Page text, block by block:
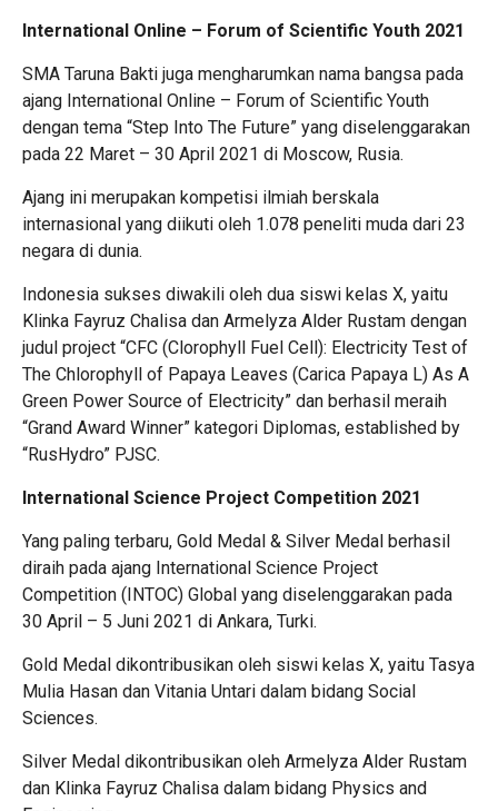
International Online – Forum of Scientific Youth 2021
SMA Taruna Bakti juga mengharumkan nama bangsa pada
ajang International Online – Forum of Scientific Youth
dengan tema “Step Into The Future” yang diselenggarakan
pada 22 Maret – 30 April 2021 di Moscow, Rusia.
Ajang ini merupakan kompetisi ilmiah berskala
internasional yang diikuti oleh 1.078 peneliti muda dari 23
negara di dunia.
Indonesia sukses diwakili oleh dua siswi kelas X, yaitu
Klinka Fayruz Chalisa dan Armelyza Alder Rustam dengan
judul project “CFC (Clorophyll Fuel Cell): Electricity Test of
The Chlorophyll of Papaya Leaves (Carica Papaya L) As A
Green Power Source of Electricity” dan berhasil meraih
“Grand Award Winner” kategori Diplomas, established by
“RusHydro” PJSC.
International Science Project Competition 2021
Yang paling terbaru, Gold Medal & Silver Medal berhasil
diraih pada ajang International Science Project
Competition (INTOC) Global yang diselenggarakan pada
30 April – 5 Juni 2021 di Ankara, Turki.
Gold Medal dikontribusikan oleh siswi kelas X, yaitu Tasya
Mulia Hasan dan Vitania Untari dalam bidang Social
Sciences.
Silver Medal dikontribusikan oleh Armelyza Alder Rustam
dan Klinka Fayruz Chalisa dalam bidang Physics and